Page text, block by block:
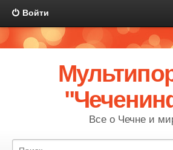
Войти
Все о Чечне и